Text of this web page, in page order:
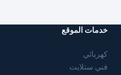
خدمات الموقع
كهربائي
فني ستلايت